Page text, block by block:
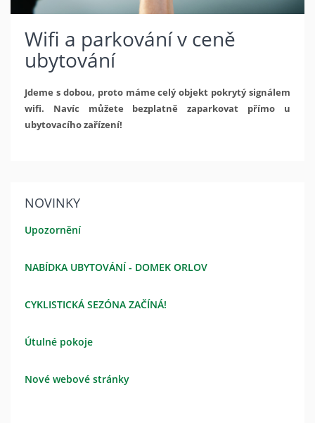
Wifi a parkování v ceně
ubytování
Jdeme s dobou, proto máme celý objekt pokrytý signálem
wifi. Navíc můžete bezplatně zaparkovat přímo u
ubytovacího zařízení!
NOVINKY
Upozornění
NABÍDKA UBYTOVÁNÍ - DOMEK ORLOV
CYKLISTICKÁ SEZÓNA ZAČÍNÁ!
Útulné pokoje
Nové webové stránky